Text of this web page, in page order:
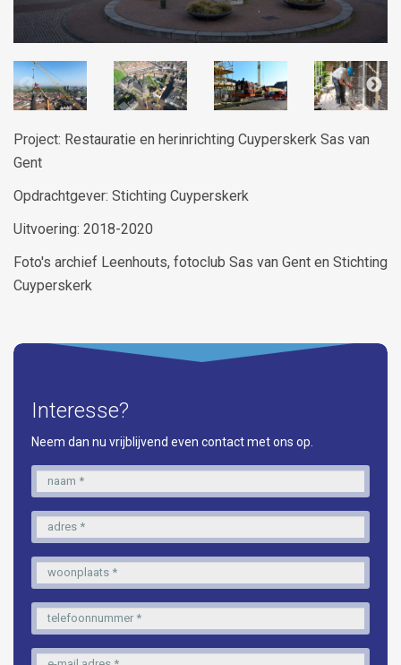
Project: Restauratie en herinrichting Cuyperskerk Sas van
Gent
Opdrachtgever: Stichting Cuyperskerk
Uitvoering: 2018-2020
Foto's archief Leenhouts, fotoclub Sas van Gent en Stichting
Cuyperskerk
Interesse?
Neem dan nu vrijblijvend even contact met ons op.